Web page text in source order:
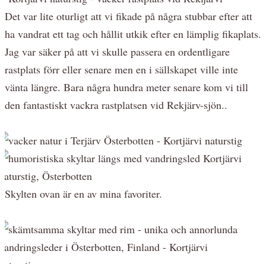
Det var lite oturligt att vi fikade på några stubbar efter att
ha vandrat ett tag och hållit utkik efter en lämplig fikaplats.
Jag var säker på att vi skulle passera en ordentligare
rastplats förr eller senare men en i sällskapet ville inte
vänta längre. Bara några hundra meter senare kom vi till
den fantastiskt vackra rastplatsen vid Rekjärv-sjön..
Skylten ovan är en av mina favoriter.